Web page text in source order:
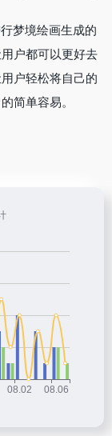
梦境绘画生成的
户都可以更好去
户轻松将自己的
简单容易。